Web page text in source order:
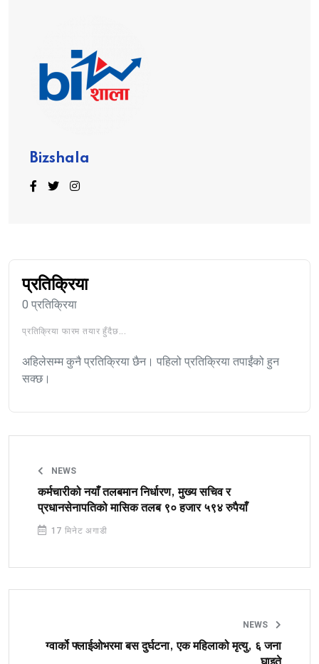
Bizshala
प्रतिक्रिया
0 प्रतिक्रिया
प्रतिक्रिया फारम तयार हुँदैछ...
अहिलेसम्म कुनै प्रतिक्रिया छैन। पहिलो प्रतिक्रिया तपाईंको हुन
सक्छ।
NEWS
कर्मचारीको नयाँ तलबमान निर्धारण, मुख्य सचिव र
प्रधानसेनापतिको मासिक तलब ९० हजार ५९४ रुपैयाँ
17 मिनेट अगाडी
NEWS
ग्वार्को फ्लाईओभरमा बस दुर्घटना, एक महिलाको मृत्यु, ६ जना